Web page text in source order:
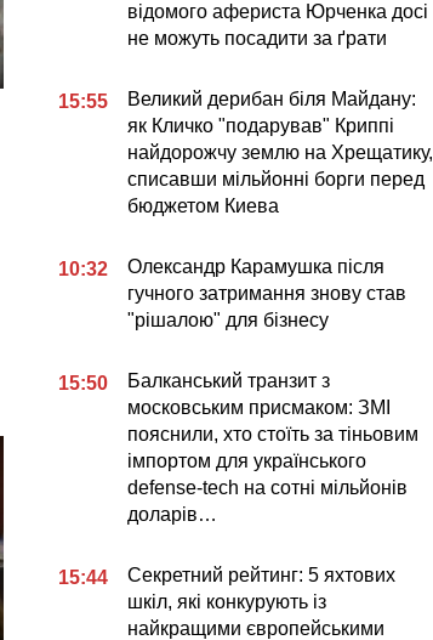
відомого афериста Юрченка досі
не можуть посадити за ґрати
15:55
Великий дерибан біля Майдану:
як Кличко "подарував" Криппі
найдорожчу землю на Хрещатику,
списавши мільйонні борги перед
бюджетом Киева
10:32
Олександр Карамушка після
гучного затримання знову став
"рішалою" для бізнесу
15:50
Балканський транзит з
московським присмаком: ЗМІ
пояснили, хто стоїть за тіньовим
імпортом для українського
defense-tech на сотні мільйонів
доларів…
15:44
Секретний рейтинг: 5 яхтових
шкіл, які конкурують із
найкращими європейськими